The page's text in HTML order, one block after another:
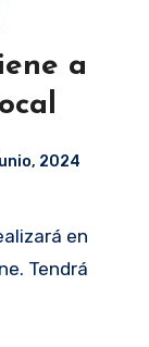
a
2024
Tendrá